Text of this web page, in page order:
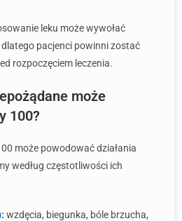
leku może wywołać
pacjenci powinni zostać
rozpoczęciem leczenia.
może
100?
może powodować działania
według częstotliwości ich
wzdęcia, biegunka, bóle brzucha,